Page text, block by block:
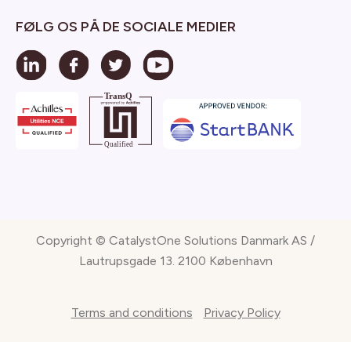
FØLG OS PÅ DE SOCIALE MEDIER
Copyright © CatalystOne Solutions Danmark AS /
Lautrupsgade 13. 2100 København
Terms and conditions Privacy Policy